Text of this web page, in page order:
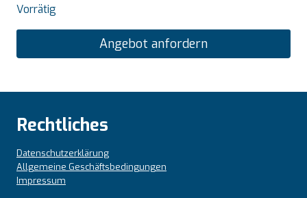
Vorrätig
Angebot anfordern
Rechtliches
Datenschutzerklärung
Allgemeine Geschäftsbedingungen
Impressum